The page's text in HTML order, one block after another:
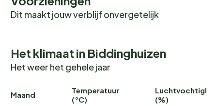
Dit maakt jouw verblijf onvergetelijk
Het klimaat in Biddinghuizen
Het weer het gehele jaar
Maand
Temperatuur
(°C)
(%)